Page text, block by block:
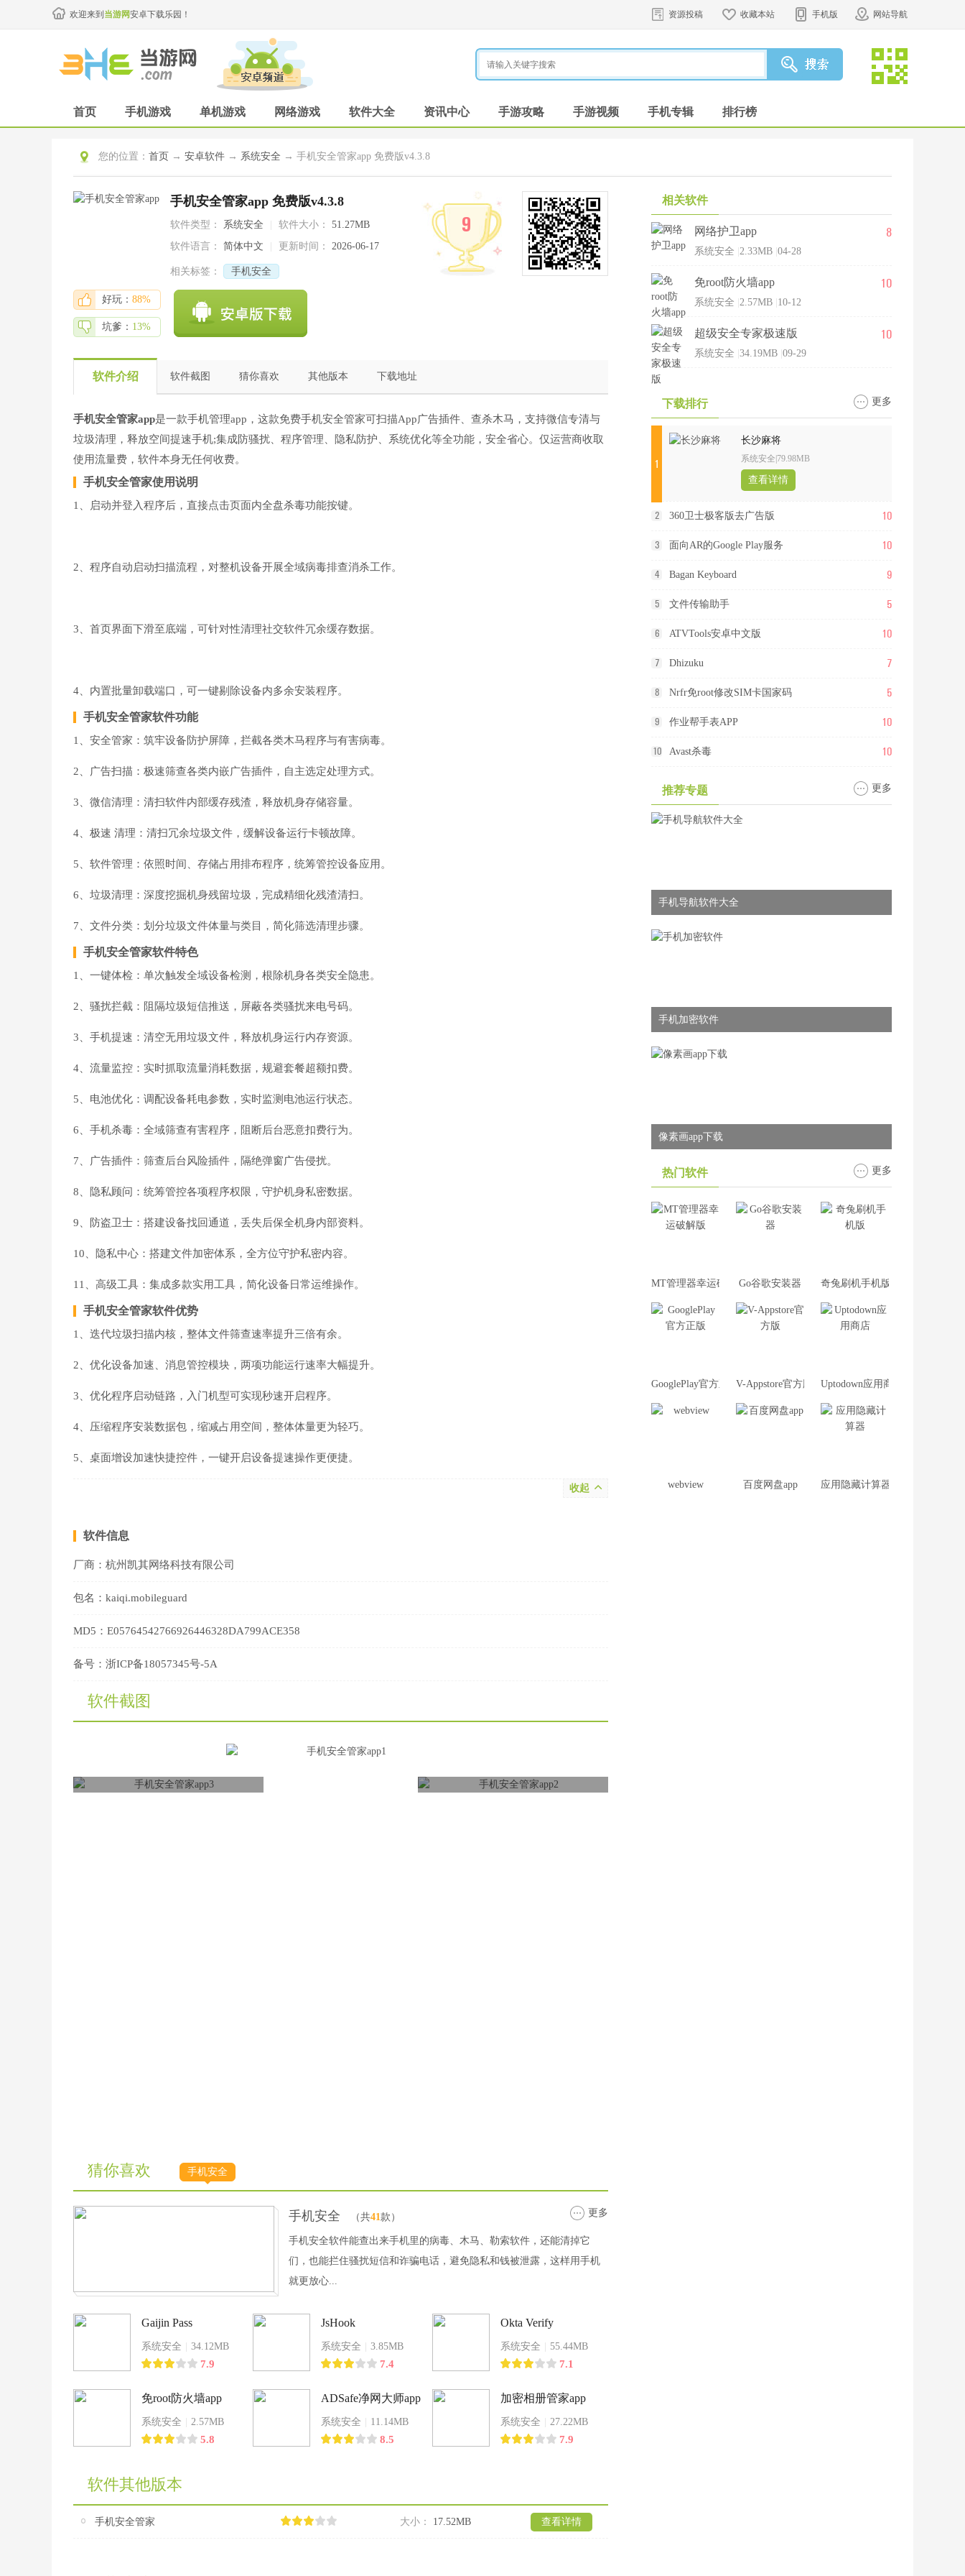
欢迎来到 当游网安卓下载乐园！ 资源投稿 收藏本站 手机版 网站导航
首页 手机游戏 单机游戏 网络游戏 软件大全 资讯中心 手游攻略 手游视频 手机专辑 排行榜
您的位置： 首页 → 安卓软件 → 系统安全 → 手机安全管家app 免费版v4.3.8
手机安全管家app 免费版v4.3.8
软件类型： 系统安全 软件大小：
51.27MB
软件语言：
简体中文 更新时间： 2026-06-17
相关标签： 手机安全
9
好玩： 88%
坑爹： 13%
软件介绍 软件截图 猜你喜欢 其他版本 下载地址
手机安全管家app是一款手机管理app，这款免费手机安全管家可扫描App广告插件、查杀木马，支持微信专清与
垃圾清理，释放空间提速手机;集成防骚扰、程序管理、隐私防护、系统优化等全功能，安全省心。仅运营商收取
使用流量费，软件本身无任何收费。
手机安全管家使用说明
1、启动并登入程序后，直接点击页面内全盘杀毒功能按键。
2、程序自动启动扫描流程，对整机设备开展全域病毒排查消杀工作。
3、首页界面下滑至底端，可针对性清理社交软件冗余缓存数据。
4、内置批量卸载端口，可一键剔除设备内多余安装程序。
手机安全管家软件功能
1、安全管家：筑牢设备防护屏障，拦截各类木马程序与有害病毒。
2、广告扫描：极速筛查各类内嵌广告插件，自主选定处理方式。
3、微信清理：清扫软件内部缓存残渣，释放机身存储容量。
4、极速 清理：清扫冗余垃圾文件，缓解设备运行卡顿故障。
5、软件管理：依照时间、存储占用排布程序，统筹管控设备应用。
6、垃圾清理：深度挖掘机身残留垃圾，完成精细化残渣清扫。
7、文件分类：划分垃圾文件体量与类目，简化筛选清理步骤。
手机安全管家软件特色
1、一键体检：单次触发全域设备检测，根除机身各类安全隐患。
2、骚扰拦截：阻隔垃圾短信推送，屏蔽各类骚扰来电号码。
3、手机提速：清空无用垃圾文件，释放机身运行内存资源。
4、流量监控：实时抓取流量消耗数据，规避套餐超额扣费。
5、电池优化：调配设备耗电参数，实时监测电池运行状态。
6、手机杀毒：全域筛查有害程序，阻断后台恶意扣费行为。
7、广告插件：筛查后台风险插件，隔绝弹窗广告侵扰。
8、隐私顾问：统筹管控各项程序权限，守护机身私密数据。
9、防盗卫士：搭建设备找回通道，丢失后保全机身内部资料。
10、隐私中心：搭建文件加密体系，全方位守护私密内容。
11、高级工具：集成多款实用工具，简化设备日常运维操作。
手机安全管家软件优势
1、迭代垃圾扫描内核，整体文件筛查速率提升三倍有余。
2、优化设备加速、消息管控模块，两项功能运行速率大幅提升。
3、优化程序启动链路，入门机型可实现秒速开启程序。
4、压缩程序安装数据包，缩减占用空间，整体体量更为轻巧。
5、桌面增设加速快捷控件，一键开启设备提速操作更便捷。
收起
软件信息
厂商： 杭州凯其网络科技有限公司
包名： kaiqi.mobileguard
MD5： E05764542766926446328DA799ACE358
备号： 浙ICP备18057345号-5A
软件截图
猜你喜欢 手机安全
更多
手机安全 （共41款）
手机安全软件能查出来手机里的病毒、木马、勒索软件，还能清掉它
们，也能拦住骚扰短信和诈骗电话，避免隐私和钱被泄露，这样用手机
就更放心...
Gaijin Pass
系统安全 34.12MB
7.9
JsHook
系统安全 3.85MB
7.4
Okta Verify
系统安全 55.44MB
7.1
免root防火墙app
系统安全 2.57MB
5.8
ADSafe净网大师app
系统安全 11.14MB
8.5
加密相册管家app
系统安全 27.22MB
7.9
软件其他版本
手机安全管家 大小： 17.52MB 查看详情
相关软件
网络护卫app
系统安全 2.33MB 04-28
8
免root防火墙app
系统安全 2.57MB 10-12
10
超级安全专家极速版
系统安全 34.19MB 09-29
10
下载排行 更多
1
长沙麻将
系统安全 79.98MB
查看详情
2 360卫士极客版去广告版 10
3 面向AR的Google Play服务 10
4 Bagan Keyboard 9
5 文件传输助手 5
6 ATVTools安卓中文版 10
7 Dhizuku 7
8 Nrfr免root修改SIM卡国家码 5
9 作业帮手表APP 10
10 Avast杀毒 10
推荐专题 更多
手机导航软件大全
手机加密软件
像素画app下载
热门软件 更多
MT管理器幸运破解版Go谷歌安装器 奇兔刷机手机版
GooglePlay官方正版V-Appstore官方版 Uptodown应用商店
webview 百度网盘app 应用隐藏计算器